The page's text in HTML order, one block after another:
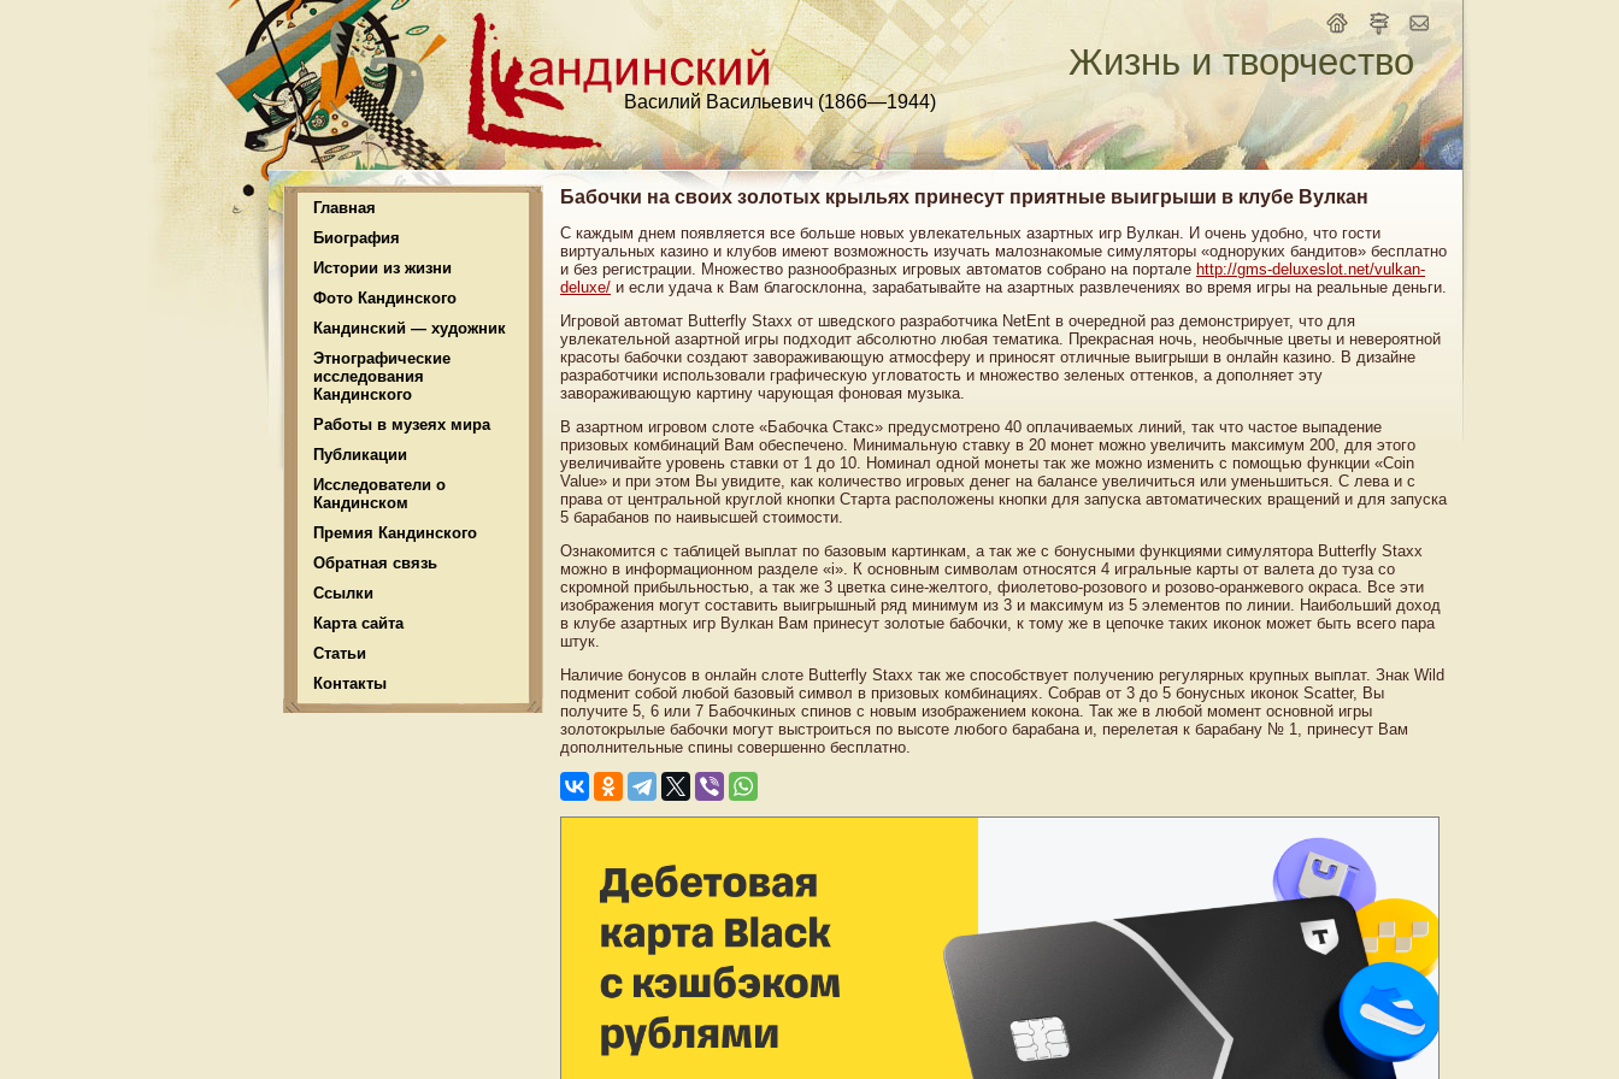
Василий Васильевич (1866—1944)
Жизнь и творчество
Главная
Биография
Истории из жизни
Фото Кандинского
Кандинский — художник
Этнографические
исследования
Кандинского
Работы в музеях мира
Публикации
Исследователи о
Кандинском
Премия Кандинского
Обратная связь
Ссылки
Карта сайта
Статьи
Контакты
Бабочки на своих золотых крыльях принесут приятные выигрыши в клубе Вулкан
С каждым днем появляется все больше новых увлекательных азартных игр Вулкан. И очень удобно, что гости
виртуальных казино и клубов имеют возможность изучать малознакомые симуляторы «одноруких бандитов» бесплатно
и без регистрации. Множество разнообразных игровых автоматов собрано на портале http://gms-deluxeslot.net/vulkan-
deluxe/ и если удача к Вам благосклонна, зарабатывайте на азартных развлечениях во время игры на реальные деньги.
Игровой автомат Butterfly Staxx от шведского разработчика NetEnt в очередной раз демонстрирует, что для
увлекательной азартной игры подходит абсолютно любая тематика. Прекрасная ночь, необычные цветы и невероятной
красоты бабочки создают завораживающую атмосферу и приносят отличные выигрыши в онлайн казино. В дизайне
разработчики использовали графическую угловатость и множество зеленых оттенков, а дополняет эту
завораживающую картину чарующая фоновая музыка.
В азартном игровом слоте «Бабочка Стакс» предусмотрено 40 оплачиваемых линий, так что частое выпадение
призовых комбинаций Вам обеспечено. Минимальную ставку в 20 монет можно увеличить максимум 200, для этого
увеличивайте уровень ставки от 1 до 10. Номинал одной монеты так же можно изменить с помощью функции «Coin
Value» и при этом Вы увидите, как количество игровых денег на балансе увеличиться или уменьшиться. С лева и с
права от центральной круглой кнопки Старта расположены кнопки для запуска автоматических вращений и для запуска
5 барабанов по наивысшей стоимости.
Ознакомится с таблицей выплат по базовым картинкам, а так же с бонусными функциями симулятора Butterfly Staxx
можно в информационном разделе «i». К основным символам относятся 4 игральные карты от валета до туза со
скромной прибыльностью, а так же 3 цветка сине-желтого, фиолетово-розового и розово-оранжевого окраса. Все эти
изображения могут составить выигрышный ряд минимум из 3 и максимум из 5 элементов по линии. Наибольший доход
в клубе азартных игр Вулкан Вам принесут золотые бабочки, к тому же в цепочке таких иконок может быть всего пара
штук.
Наличие бонусов в онлайн слоте Butterfly Staxx так же способствует получению регулярных крупных выплат. Знак Wild
подменит собой любой базовый символ в призовых комбинациях. Собрав от 3 до 5 бонусных иконок Scatter, Вы
получите 5, 6 или 7 Бабочкиных спинов с новым изображением кокона. Так же в любой момент основной игры
золотокрылые бабочки могут выстроиться по высоте любого барабана и, перелетая к барабану № 1, принесут Вам
дополнительные спины совершенно бесплатно.